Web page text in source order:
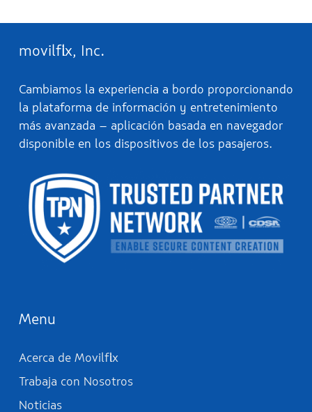
movilflix, Inc.
Cambiamos la experiencia a bordo proporcionando
la plataforma de información y entretenimiento
más avanzada – aplicación basada en navegador
disponible en los dispositivos de los pasajeros.
Menu
Acerca de Movilflix
Trabaja con Nosotros
Noticias